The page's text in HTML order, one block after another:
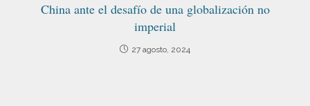
China ante el desafío de una globalización no
imperial
27 agosto, 2024